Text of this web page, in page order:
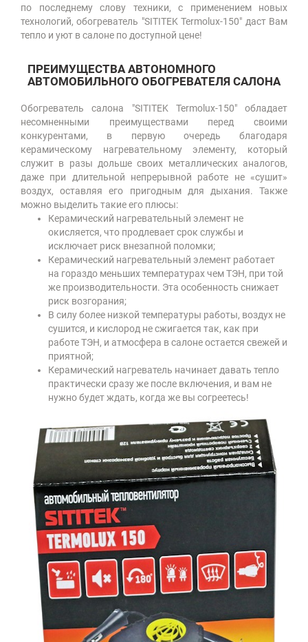
по последнему слову техники, с применением новых
технологий, обогреватель "SITITEK Termolux-150" даст Вам
тепло и уют в салоне по доступной цене!
ПРЕИМУЩЕСТВА АВТОНОМНОГО
АВТОМОБИЛЬНОГО ОБОГРЕВАТЕЛЯ САЛОНА
Обогреватель салона "SITITEK Termolux-150" обладает
несомненными преимуществами перед своими
конкурентами, в первую очередь благодаря
керамическому нагревательному элементу, который
служит в разы дольше своих металлических аналогов,
даже при длительной непрерывной работе не «сушит»
воздух, оставляя его пригодным для дыхания. Также
можно выделить такие его плюсы:
Керамический нагревательный элемент не
окисляется, что продлевает срок службы и
исключает риск внезапной поломки;
Керамический нагревательный элемент работает
на гораздо меньших температурах чем ТЭН, при той
же производительности. Эта особенность снижает
риск возгорания;
В силу более низкой температуры работы, воздух не
сушится, и кислород не сжигается так, как при
работе ТЭН, и атмосфера в салоне остается свежей и
приятной;
Керамический нагреватель начинает давать тепло
практически сразу же после включения, и вам не
нужно будет ждать, когда же вы согреетесь!